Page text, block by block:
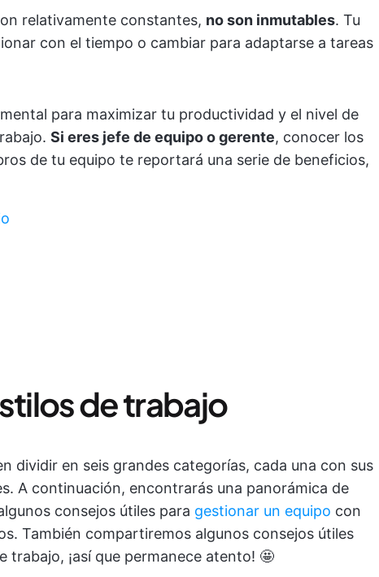
relativamente constantes, no son inmutables. Tu
con el tiempo o cambiar para adaptarse a tareas
para maximizar tu productividad y el nivel de
Si eres jefe de equipo o gerente, conocer los
de tu equipo te reportará una serie de beneficios,
de trabajo
dividir en seis grandes categorías, cada una con sus
A continuación, encontrarás una panorámica de
consejos útiles para gestionar un equipo con
También compartiremos algunos consejos útiles
trabajo, ¡así que permanece atento! 🤩